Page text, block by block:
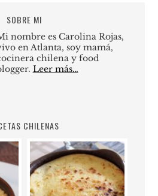
SOBRE MI
nombre es Carolina Rojas,
en Atlanta, soy mamá,
chilena y food
Leer más…
CHILENAS